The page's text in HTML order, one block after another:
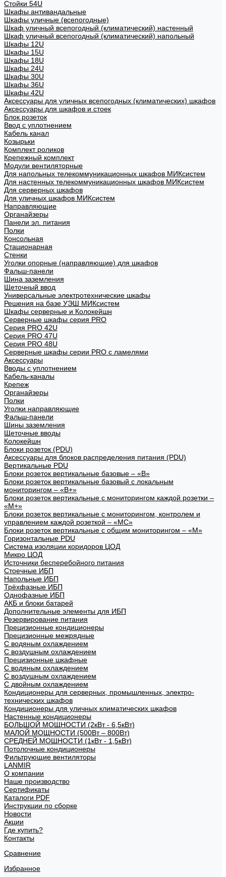
Стойки 54U
Шкафы антивандальные
Шкафы уличные (всепогодные)
Шкаф уличный всепогодный (климатический) настенный
Шкаф уличный всепогодный (климатический) напольный
Шкафы 12U
Шкафы 15U
Шкафы 18U
Шкафы 24U
Шкафы 30U
Шкафы 36U
Шкафы 42U
Аксессуары для уличных всепогодных (климатических) шкафов
Аксессуары для шкафов и стоек
Блок розеток
Ввод с уплотнением
Кабель канал
Козырьки
Комплект роликов
Крепежный комплект
Модули вентиляторные
Для напольных телекоммуникационных шкафов МИКсистем
Для настенных телекоммуникационных шкафов МИКсистем
Для серверных шкафов
Для уличных шкафов МИКсистем
Направляющие
Органайзеры
Панели эл. питания
Полки
Консольная
Стационарная
Стенки
Уголки опорные (направляющие) для шкафов
Фальш-панели
Шина заземления
Щеточный ввод
Универсальные электротехнические шкафы
Решения на базе УЭШ МИКсистем
Шкафы серверные и Колокейшн
Серверные шкафы серия PRO
Серия PRO 42U
Серия PRO 47U
Серия PRO 48U
Серверные шкафы серии PRO с ламелями
Аксессуары
Вводы с уплотнением
Кабель-каналы
Крепеж
Органайзеры
Полки
Уголки направляющие
Фальш-панели
Шины заземления
Щеточные вводы
Колокейшн
Блоки розеток (PDU)
Аксессуары для блоков распределения питания (PDU)
Вертикальные PDU
Блоки розеток вертикальные базовые – «В»
Блоки розеток вертикальные базовый с локальным
мониторингом – «В+»
Блоки розеток вертикальные с мониторингом каждой розетки –
«М+»
Блоки розеток вертикальные с мониторингом, контролем и
управлением каждой розеткой – «МС»
Блоки розеток вертикальные с общим мониторингом – «М»
Горизонтальные PDU
Система изоляции коридоров ЦОД
Микро ЦОД
Источники бесперебойного питания
Стоечные ИБП
Напольные ИБП
Трёхфазные ИБП
Однофазные ИБП
АКБ и блоки батарей
Дополнительные элементы для ИБП
Резервирование питания
Прецизионные кондиционеры
Прецизионные межрядные
С водяным охлаждением
С воздушным охлаждением
Прецизионные шкафные
С водяным охлаждением
С воздушным охлаждением
С двойным охлаждением
Кондиционеры для серверных, промышленных, электро-
технических шкафов
Кондиционеры для уличных климатических шкафов
Настенные кондиционеры
БОЛЬШОЙ МОЩНОСТИ (2кВт - 6,5кВт)
МАЛОЙ МОЩНОСТИ (500Вт – 800Вт)
СРЕДНЕЙ МОЩНОСТИ (1кВт - 1,5кВт)
Потолочные кондиционеры
Фильтрующие вентиляторы
LANMIR
О компании
Наше производство
Сертификаты
Каталоги PDF
Инструкции по сборке
Новости
Акции
Где купить?
Контакты
Сравнение
Избранное